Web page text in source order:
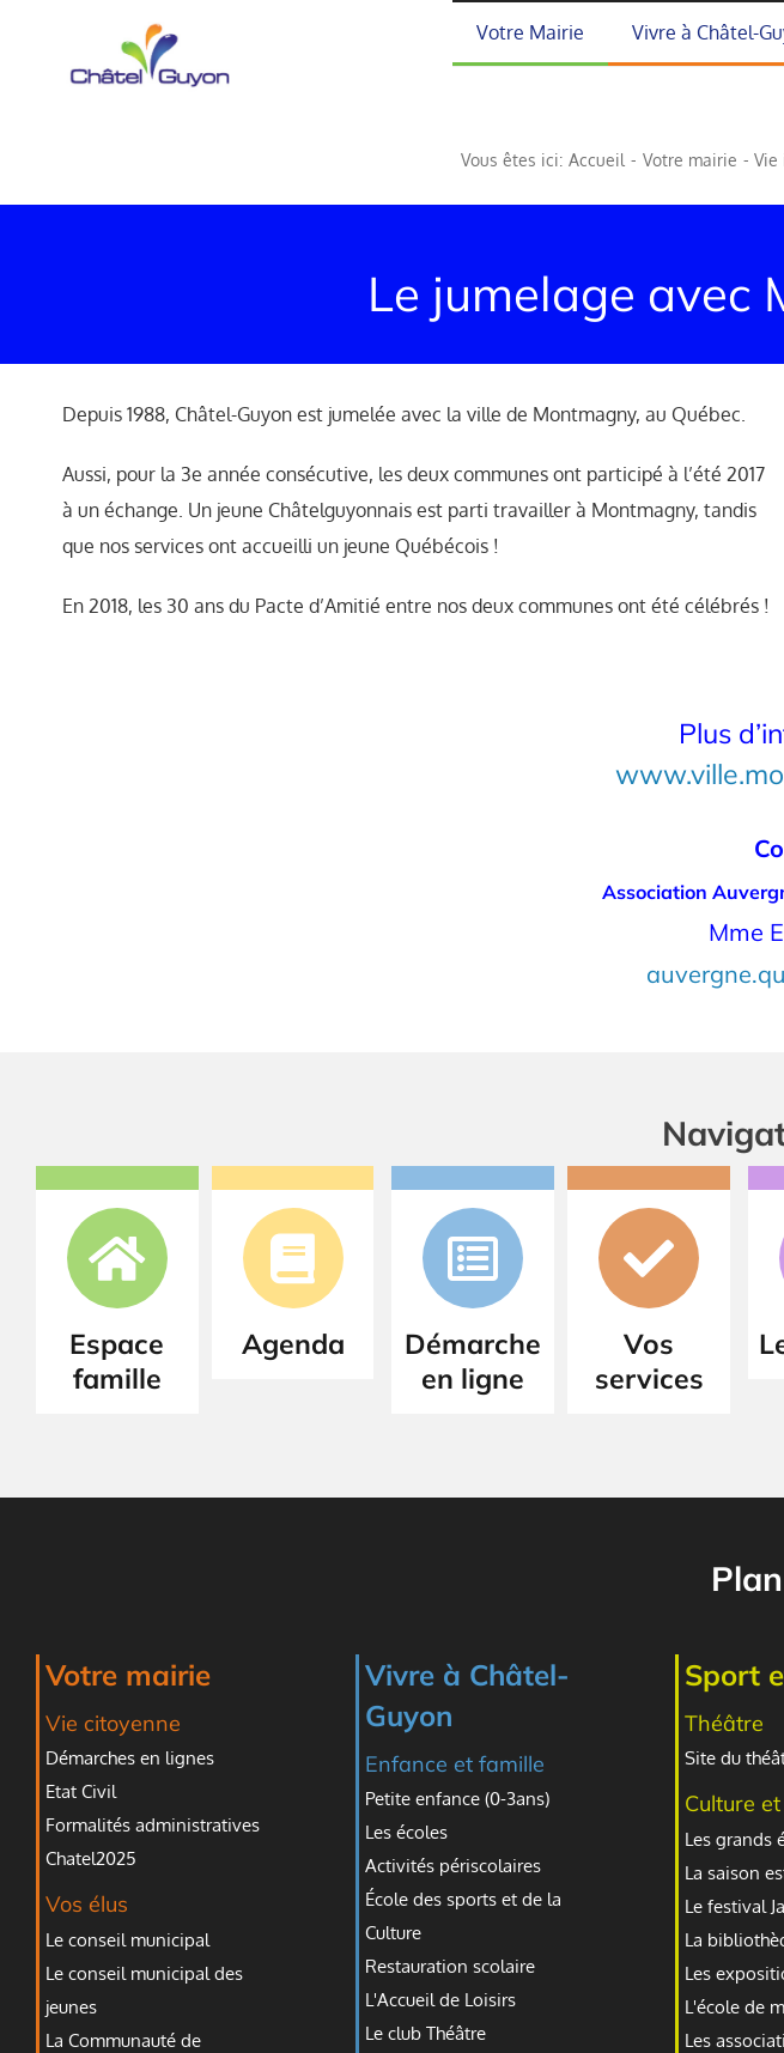
Votre Mairie Vivre à Châtel-
Vous êtes ici: Accueil Votre mairie Vie
Le jumelage avec
Depuis 1988, Châtel-Guyon est jumelée avec la ville de Montmagny, au Québec.
Aussi, pour la 3e année consécutive, les deux communes ont participé à l’été 2017
à un échange. Un jeune Châtelguyonnais est parti travailler à Montmagny, tandis
que nos services ont accueilli un jeune Québécois !
En 2018, les 30 ans du Pacte d’Amitié entre nos deux communes ont été célébrés !
Plus
Association
Mme
Espace
famille
Agenda
Démarche
en ligne
Vos
services
Votre mairie
Vie citoyenne
Démarches en lignes
Etat Civil
Formalités administratives
Chatel2025
Vos élus
Le conseil municipal
Le conseil municipal des
jeunes
La Communauté de
Vivre à Châtel-
Guyon
Enfance et famille
Petite enfance (0-3ans)
Les écoles
Activités périscolaires
École des sports et de la
Culture
Restauration scolaire
L'Accueil de Loisirs
Le club Théâtre
Sport
Théâtre
Site du
Culture
Les grands
La saison
Le festival
La
Les
L'école de
Les